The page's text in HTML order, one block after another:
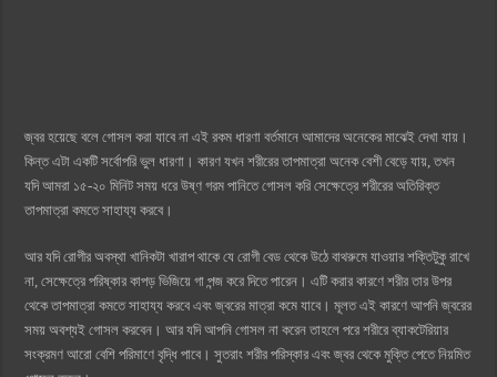
জ্বর হয়েছে বলে গোসল করা যাবে না এই রকম ধারণা বর্তমানে আমাদের অনেকের মাঝেই দেখা যায়।
কিন্ত এটা একটি সর্বোপরি ভুল ধারণা। কারণ যখন শরীরের তাপমাত্রা অনেক বেশী বেড়ে যায়, তখন
যদি আমরা ১৫-২০ মিনিট সময় ধরে উষ্ণ গরম পানিতে গোসল করি সেক্ষেত্রে শরীরের অতিরিক্ত
তাপমাত্রা কমতে সাহায্য করবে।
আর যদি রোগীর অবস্থা খানিকটা খারাপ থাকে যে রোগী বেড থেকে উঠে বাথরুমে যাওয়ার শক্তিটুকু রাখে
না, সেক্ষেত্রে পরিষ্কার কাপড় ভিজিয়ে গা পন্জ করে দিতে পারেন। এটি করার কারণে শরীর তার উপর
থেকে তাপমাত্রা কমতে সাহায্য করবে এবং জ্বরের মাত্রা কমে যাবে। মূলত এই কারণে আপনি জ্বরের
সময় অবশ্যই গোসল করবেন। আর যদি আপনি গোসল না করেন তাহলে পরে শরীরে ব্যাকটেরিয়ার
সংক্রমণ আরো বেশি পরিমাণে বৃদ্ধি পাবে। সুতরাং শরীর পরিস্কার এবং জ্বর থেকে মুক্তি পেতে নিয়মিত